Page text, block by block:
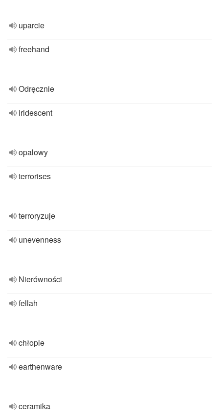
uparcie
freehand
Odręcznie
iridescent
opalowy
terrorises
terroryzuje
unevenness
Nierówności
fellah
chłopie
earthenware
ceramika